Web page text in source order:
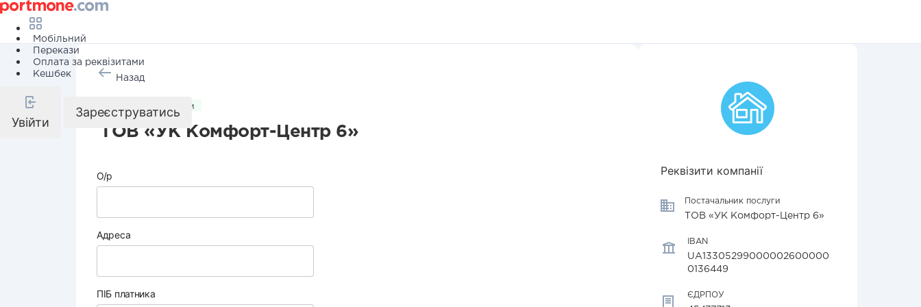
Мобільний
Перекази
Оплата за реквізитами
Кешбек
Увійти
Зареєструватись
Назад
Комунальні послуги
ТОВ «УК Комфорт-Центр 6»
О/р
Адреса
ПІБ платника
Реквізити компанії
Постачальник послуги
ТОВ «УК Комфорт-Центр 6»
IBAN
UA13305299000002600000
0136449
ЄДРПОУ